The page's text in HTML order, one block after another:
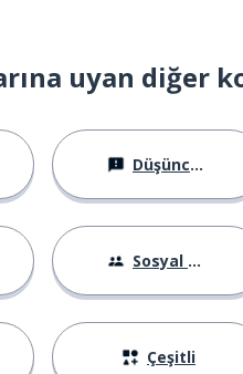
uyan diğer
Düşünceler
Sosyal Hayat
Çeşitli